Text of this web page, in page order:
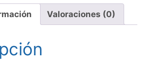
Valoraciones (0)